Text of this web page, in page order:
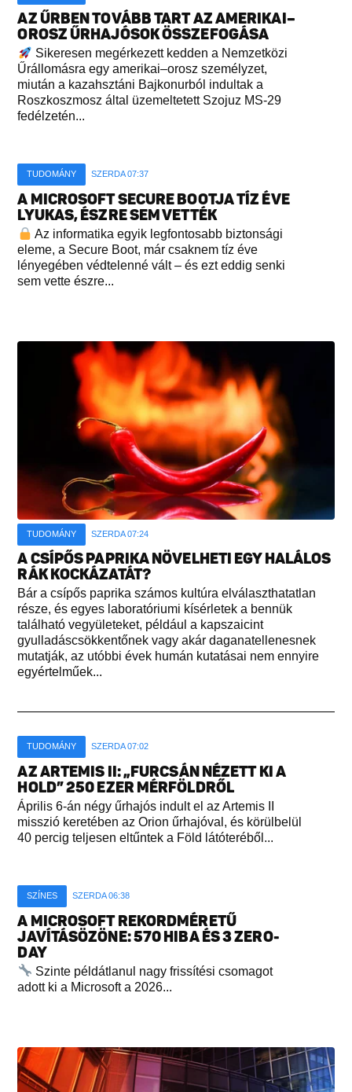
AZ ŰRBEN TOVÁBB TART AZ AMERIKAI–
OROSZ ŰRHAJÓSOK ÖSSZEFOGÁSA
Sikeresen megérkezett kedden a Nemzetközi
Űrállomásra egy amerikai–orosz személyzet,
miután a kazahsztáni Bajkonurból indultak a
Roszkoszmosz által üzemeltetett Szojuz MS-29
fedélzetén...
TUDOMÁNY SZERDA 07:37
A MICROSOFT SECURE BOOTJA TÍZ ÉVE
LYUKAS, ÉSZRE SEM VETTÉK
Az informatika egyik legfontosabb biztonsági
eleme, a Secure Boot, már csaknem tíz éve
lényegében védtelenné vált – és ezt eddig senki
sem vette észre...
TUDOMÁNY SZERDA 07:24
A CSÍPŐS PAPRIKA NÖVELHETI EGY HALÁLOS
RÁK KOCKÁZATÁT?
Bár a csípős paprika számos kultúra elválaszthatatlan
része, és egyes laboratóriumi kísérletek a bennük
található vegyületeket, például a kapszaicint
gyulladáscsökkentőnek vagy akár daganatellenesnek
mutatják, az utóbbi évek humán kutatásai nem ennyire
egyértelműek...
TUDOMÁNY SZERDA 07:02
AZ ARTEMIS II: „FURCSÁN NÉZETT KI A
HOLD” 250 EZER MÉRFÖLDRŐL
Április 6-án négy űrhajós indult el az Artemis II
misszió keretében az Orion űrhajóval, és körülbelül
40 percig teljesen eltűntek a Föld látóteréből...
SZÍNES SZERDA 06:38
A MICROSOFT REKORDMÉRETŰ
JAVÍTÁSÖZÖNE: 570 HIBA ÉS 3 ZERO-
DAY
Szinte példátlanul nagy frissítési csomagot
adott ki a Microsoft a 2026...